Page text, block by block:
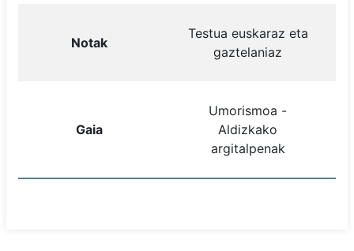
Notak
Testua euskaraz eta
gaztelaniaz
Gaia
Umorismoa -
Aldizkako
argitalpenak